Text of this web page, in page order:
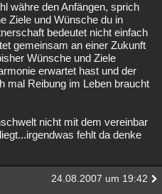
währe den Anfängen, sprich
Ziele und Wünsche du in
bedeutet nicht einfach
gemeinsam an einer Zukunft
Wünsche und Ziele
erwartet hast und der
mal Reibung im Leben braucht
nicht mit dem vereinbar
fehlt da denke
24.08.2007 um 19:42